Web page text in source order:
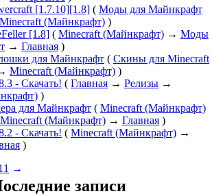
[1.7.10][1.8] ( Моды для Майнкрафт
Minecraft (Майнкрафт) )
[1.8] ( Minecraft (Майнкрафт) → Моды
→ Главная )
для Майнкрафт ( Скины для Minecraft
Minecraft (Майнкрафт) )
- Скачать! ( Главная → Релизы →
)
для Майнкрафт ( Minecraft (Майнкрафт)
(Майнкрафт) → Главная )
- Скачать! ( Minecraft (Майнкрафт) →
)
→
записи